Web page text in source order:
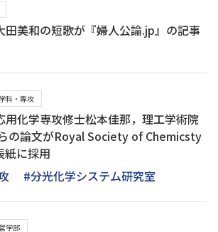
美和の短歌が『婦人公論.jp』の記事
科・専攻
用化学専攻修士松本佳那，理工学術院
の論文がRoyal Society of Chemicsty
紙に採用
#分光化学システム研究室
学部